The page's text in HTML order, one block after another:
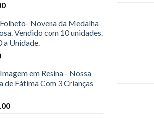
Novena da Medalha
Vendido com 10 unidades.
a Unidade.
em Resina - Nossa
de Fátima Com 3 Crianças